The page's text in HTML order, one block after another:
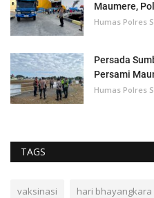
Maumere,
Humas Polres
Persada
Persami
Humas Polres
TAGS
vaksinasi hari bhayangkara